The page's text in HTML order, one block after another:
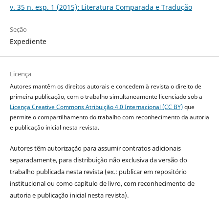
v. 35 n. esp. 1 (2015): Literatura Comparada e Tradução
Seção
Expediente
Licença
Autores mantêm os direitos autorais e concedem à revista o direito de
primeira publicação, com o trabalho simultaneamente licenciado sob a
Licença Creative Commons Atribuição 4.0 Internacional (CC BY)que
permite o compartilhamento do trabalho com reconhecimento da autoria
e publicação inicial nesta revista.
Autores têm autorização para assumir contratos adicionais
separadamente, para distribuição não exclusiva da versão do
trabalho publicada nesta revista (ex.: publicar em repositório
institucional ou como capítulo de livro, com reconhecimento de
autoria e publicação inicial nesta revista).